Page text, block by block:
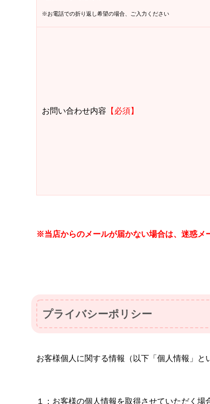
※お電話での折り返し希望の場合、ご入力ください
お問い合わせ内容 【必須】
※当店からのメールが届かない場合は、迷惑メ
プライバシーポリシー
お客様個人に関する情報（以下「個人情報」と
１：お客様の個人情報を取得させていただく